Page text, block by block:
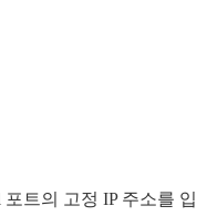
트의 고정 IP 주소를 입